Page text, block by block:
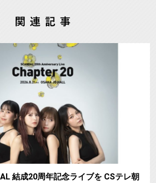
結成20周年記念ライブを CSテレ朝